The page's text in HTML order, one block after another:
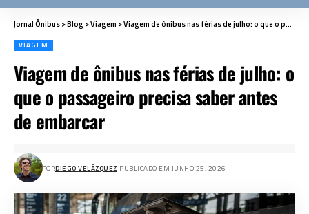
Jornal Ônibus>Blog >Viagem >Viagem de ônibus nas férias de julho: o que o passageiro precisa saber antes de embarcar
VIAGEM
Viagem de ônibus nas férias de julho: o
que o passageiro precisa saber antes
de embarcar
PORDIEGO VELÁZQUEZ PUBLICADO EM JUNHO 25, 2026